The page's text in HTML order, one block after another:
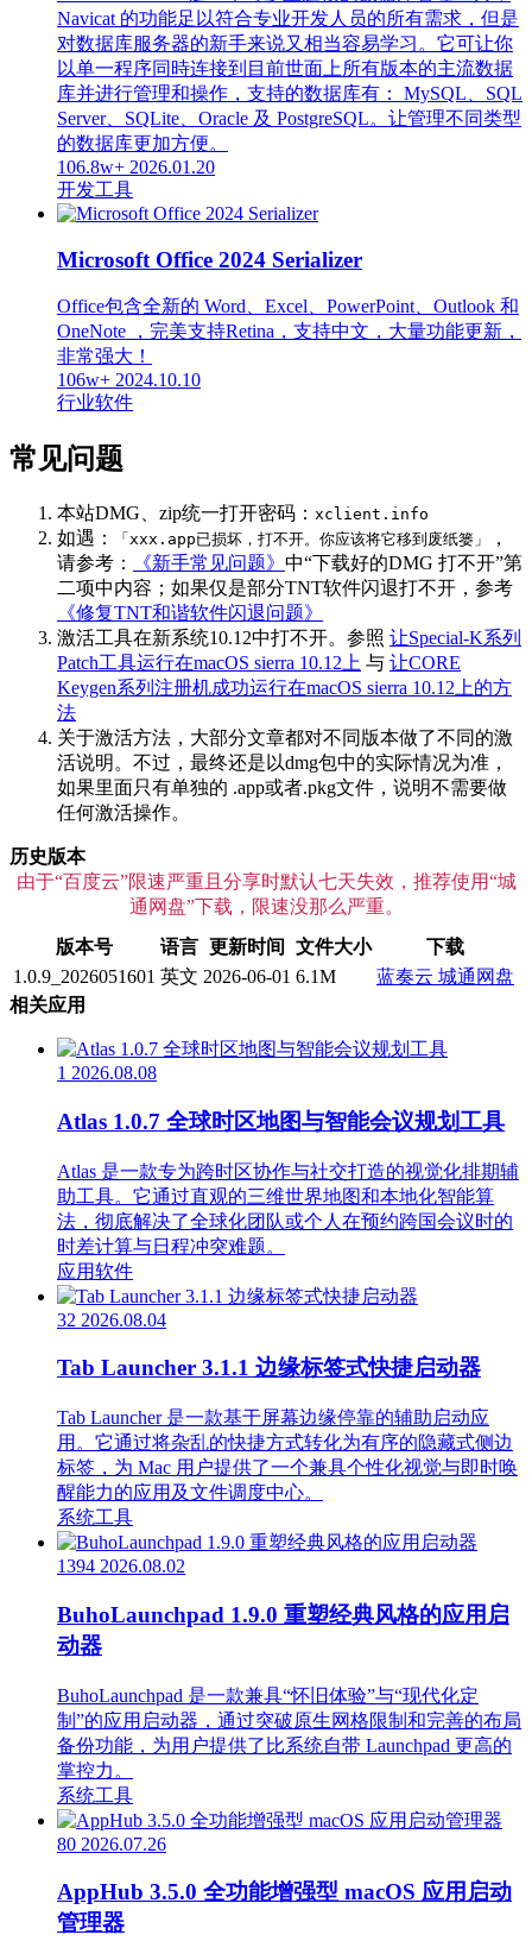
Navicat 的功能足以符合专业开发人员的所有需求，但是
对数据库服务器的新手来说又相当容易学习。它可让你
以单一程序同時连接到目前世面上所有版本的主流数据
库并进行管理和操作，支持的数据库有： MySQL、SQL
Server、SQLite、Oracle 及 PostgreSQL。让管理不同类型
的数据库更加方便。
106.8w+ 2026.01.20
开发工具
Microsoft Office 2024 Serializer
Office包含全新的 Word、Excel、PowerPoint、Outlook 和
OneNote ，完美支持Retina，支持中文，大量功能更新，
非常强大！
106w+ 2024.10.10
行业软件
常见问题
本站DMG、zip统一打开密码： xclient.info
如遇： 「xxx.app已损坏，打不开。你应该将它移到废纸篓」
，
请参考：
《新手常见问题》 中“下载好的DMG 打不开”第
二项中内容；如果仅是部分TNT软件闪退打不开，参考
《修复TNT和谐软件闪退问题》
激活工具在新系统10.12中打不开。参照 让Special-K系列
Patch工具运行在macOS sierra 10.12上 与 让CORE
Keygen系列注册机成功运行在macOS sierra 10.12上的方
法
关于激活方法，大部分文章都对不同版本做了不同的激
活说明。不过，最终还是以dmg包中的实际情况为准，
如果里面只有单独的 .app或者.pkg文件，说明不需要做
任何激活操作。
历史版本
由于“百度云”限速严重且分享时默认七天失效，推荐使用“城
通网盘”下载，限速没那么严重。
版本号
语言 更新时间 文件大小
下载
1.0.9_2026051601 英文 2026-06-01 6.1M 蓝奏云 城通网盘
相关应用
1 2026.08.08
Atlas 1.0.7 全球时区地图与智能会议规划工具
Atlas 是一款专为跨时区协作与社交打造的视觉化排期辅
助工具。它通过直观的三维世界地图和本地化智能算
法，彻底解决了全球化团队或个人在预约跨国会议时的
时差计算与日程冲突难题。
应用软件
32 2026.08.04
Tab Launcher 3.1.1 边缘标签式快捷启动器
Tab Launcher 是一款基于屏幕边缘停靠的辅助启动应
用。它通过将杂乱的快捷方式转化为有序的隐藏式侧边
标签，为 Mac 用户提供了一个兼具个性化视觉与即时唤
醒能力的应用及文件调度中心。
系统工具
1394 2026.08.02
BuhoLaunchpad 1.9.0 重塑经典风格的应用启
动器
BuhoLaunchpad 是一款兼具“怀旧体验”与“现代化定
制”的应用启动器，通过突破原生网格限制和完善的布局
备份功能，为用户提供了比系统自带 Launchpad 更高的
掌控力。
系统工具
80 2026.07.26
AppHub 3.5.0 全功能增强型 macOS 应用启动
管理器